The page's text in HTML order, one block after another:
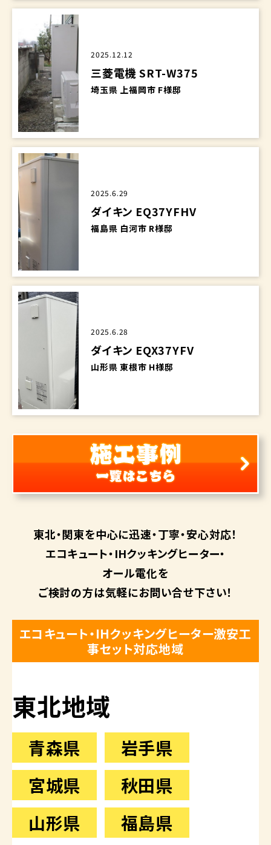
2025.12.12
三菱電機 SRT-W375
埼玉県 上福岡市 F様邸
2025.6.29
ダイキン EQ37YFHV
福島県 白河市 R様邸
2025.6.28
ダイキン EQX37YFV
山形県 東根市 H様邸
東北・関東を中心に迅速・丁寧・安心対応！
エコキュート・IHクッキングヒーター・
オール電化を
ご検討の方は気軽にお問い合せ下さい！
エコキュート・IHクッキングヒーター激安工
事セット対応地域
東北地域
青森県
岩手県
宮城県
秋田県
山形県
福島県